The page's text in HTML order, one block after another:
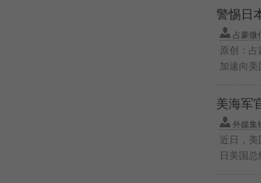
警惕日
占豪微
原创：
加速向
美海军
外媒集
近日，
日美国